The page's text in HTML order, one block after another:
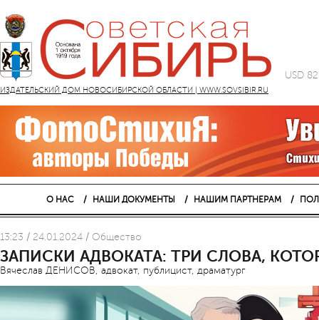
ИЗДАТЕЛЬСКИЙ ДОМ НОВОСИБИРСКОЙ ОБЛАСТИ | WWW.SOVSIBIR.RU
USD
О НАС НАШИ ДОКУМЕНТЫ НАШИМ ПАРТНЕРАМ
13:23 / 24.01.2024 / Общество
ЗАПИСКИ АДВОКАТА: ТРИ СЛОВА,
Вячеслав ДЕНИСОВ, адвокат, публицист, драматург